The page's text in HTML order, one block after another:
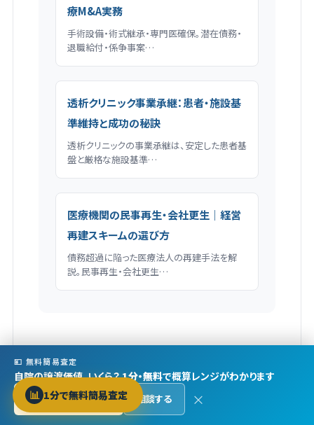
療M&A実務
手術設備・術式継承・専門医確保。潜在債務・
退職給付・係争事案…
透析クリニック事業承継：患者・施設基
準維持と成功の秘訣
透析クリニックの事業承継は、安定した患者基
盤と厳格な施設基準…
医療機関の民事再生・会社更生｜経営
再建スキームの選び方
債務超過に陥った医療法人の再建手法を解
説。民事再生・会社更生…
M&A検討で役立つ目的別ガイド
医療M&AのPMI｜引継ぎ100日プランと
📊 1分で無料簡易査定
💴 無料簡易査定
自院の譲渡価値、いくら？1分・無料で概算レンジがわかります
無料で査定する →
相談する ×
Protected by reCAPTCHA ·